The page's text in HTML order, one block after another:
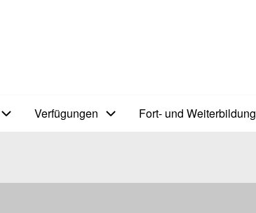
Verfügungen Fort- und Weiterbildung